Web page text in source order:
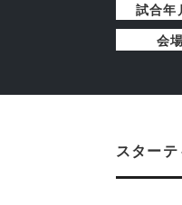
試合年
会
スター